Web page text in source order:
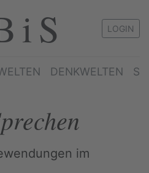
LOGIN
DENKWELTEN
im